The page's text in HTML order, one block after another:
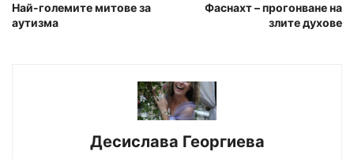
Най-големите митове за
аутизма
Фаснахт – прогонване на
злите духове
Десислава Георгиева